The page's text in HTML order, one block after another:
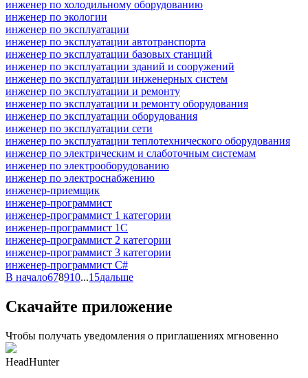
инженер по холодильному оборудованию
инженер по экологии
инженер по эксплуатации
инженер по эксплуатации автотранспорта
инженер по эксплуатации базовых станций
инженер по эксплуатации зданий и сооружений
инженер по эксплуатации инженерных систем
инженер по эксплуатации и ремонту
инженер по эксплуатации и ремонту оборудования
инженер по эксплуатации оборудования
инженер по эксплуатации сети
инженер по эксплуатации теплотехнического оборудования
инженер по электрическим и слаботочным системам
инженер по электрооборудованию
инженер по электроснабжению
инженер-приемщик
инженер-программист
инженер-программист 1 категории
инженер-программист 1С
инженер-программист 2 категории
инженер-программист 3 категории
инженер-программист C#
В начало678910...15дальше
Скачайте приложение
Чтобы получать уведомления о приглашениях мгновенно
HeadHunter